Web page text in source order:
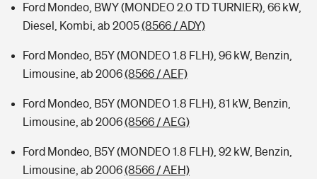
Ford Mondeo, BWY (MONDEO 2.0 TD TURNIER), 66 kW,
Diesel, Kombi, ab 2005(8566 / ADY)
Ford Mondeo, B5Y (MONDEO 1.8 FLH), 96 kW, Benzin,
Limousine, ab 2006(8566 / AEF)
Ford Mondeo, B5Y (MONDEO 1.8 FLH), 81 kW, Benzin,
Limousine, ab 2006(8566 / AEG)
Ford Mondeo, B5Y (MONDEO 1.8 FLH), 92 kW, Benzin,
Limousine, ab 2006(8566 / AEH)